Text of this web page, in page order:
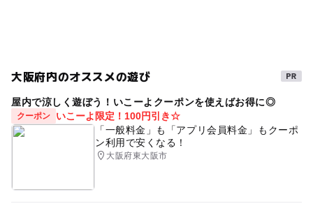
大阪府内のオススメの遊び
屋内で涼しく遊ぼう！いこーよクーポンを使えばお得に◎
クーポン
いこーよ限定！100円引き☆
「一般料金」も「アプリ会員料金」もクーポ
ン利用で安くなる！
大阪府東大阪市